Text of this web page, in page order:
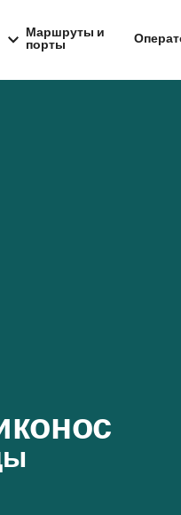
Маршруты и
порты